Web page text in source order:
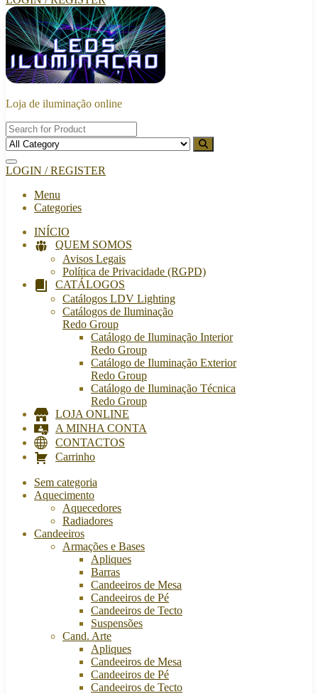
Loja de iluminação online
LOGIN / REGISTER
Menu
Categories
INÍCIO
QUEM SOMOS
Avisos Legais
Política de Privacidade (RGPD)
CATÁLOGOS
Catálogos LDV Lighting
Catálogos de Iluminação
Redo Group
Catálogo de Iluminação Interior
Redo Group
Catálogo de Iluminação Exterior
Redo Group
Catálogo de Iluminação Técnica
Redo Group
LOJA ONLINE
A MINHA CONTA
CONTACTOS
Carrinho
Sem categoria
Aquecimento
Aquecedores
Radiadores
Candeeiros
Armações e Bases
Apliques
Barras
Candeeiros de Mesa
Candeeiros de Pé
Candeeiros de Tecto
Suspensões
Cand. Arte
Apliques
Candeeiros de Mesa
Candeeiros de Pé
Candeeiros de Tecto